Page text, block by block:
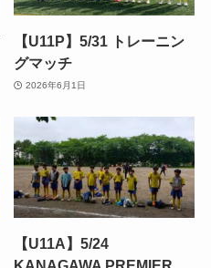
【U11P】5/31 トレーニン
グマッチ
2026年6月1日
【U11A】5/24